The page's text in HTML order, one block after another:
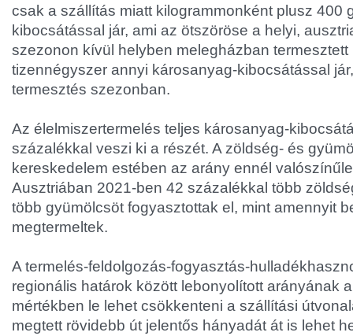
csak a szállítás miatt kilogrammonként plusz 400
kibocsátással jár, ami az ötszöröse a helyi,
szezonon kívül helyben melegházban
tizennégyszer annyi károsanyag-kibocsátással
termesztés szezonban.
Az élelmiszertermelés teljes károsanyag-
százalékkal veszi ki a részét. A zöldség- és
kereskedelem estében az arány ennél
Ausztriában 2021-ben 42 százalékkal több
több gyümölcsöt fogyasztottak el, mint amennyit
megtermeltek.
A termelés-feldolgozás-fogyasztás-
regionális határok között lebonyolított arányának
mértékben le lehet csökkenteni a szállítási
megtett rövidebb út jelentős hányadát át is lehet